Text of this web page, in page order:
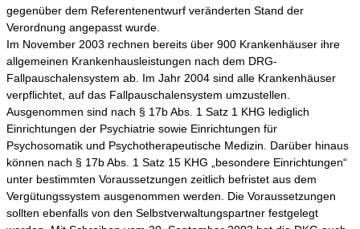
gegenüber dem Referentenentwurf veränderten Stand der
Verordnung angepasst wurde.
Im November 2003 rechnen bereits über 900 Krankenhäuser ihre
allgemeinen Krankenhausleistungen nach dem DRG-
Fallpauschalensystem ab. Im Jahr 2004 sind alle Krankenhäuser
verpflichtet, auf das Fallpauschalensystem umzustellen.
Ausgenommen sind nach § 17b Abs. 1 Satz 1 KHG lediglich
Einrichtungen der Psychiatrie sowie Einrichtungen für
Psychosomatik und Psychotherapeutische Medizin. Darüber hinaus
können nach § 17b Abs. 1 Satz 15 KHG „besondere Einrichtungen“
unter bestimmten Voraussetzungen zeitlich befristet aus dem
Vergütungssystem ausgenommen werden. Die Voraussetzungen
sollten ebenfalls von den Selbstverwaltungspartner festgelegt